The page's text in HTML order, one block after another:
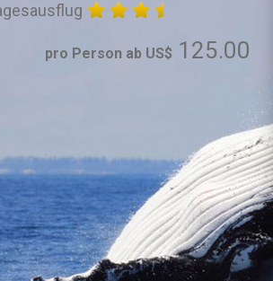
pro Person ab US$ 125.00